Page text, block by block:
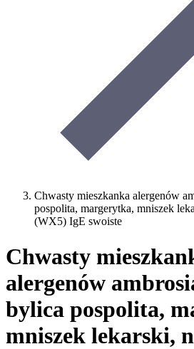
Chwasty mieszkanka alergenów
pospolita, margerytka, mniszek
(WX5) IgE swoiste
Chwasty
alergenów
bylica pospolita,
mniszek lekarski,